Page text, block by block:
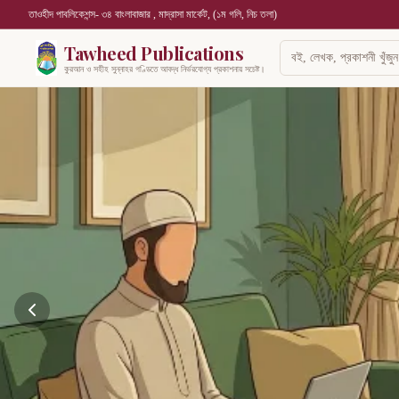
তাওহীদ পাবলিকেশন্স- ৩৪ বাংলাবাজার , মাদ্রাসা মার্কেট, (১ম গলি, নিচ তলা)
Tawheed Publications
কুরআন ও সহীহ সুন্নাহর গণ্ডিতে আবদ্ধ নির্ভরযোগ্য প্রকাশনায় সচেষ্ট।